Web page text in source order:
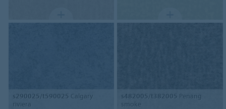
s290025/t590025 Calgary
riviera
s482005/t382005 Penang
smoke